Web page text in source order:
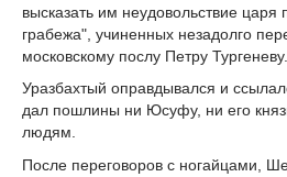
высказать им неудовольствие царя
грабежа", учиненных незадолго
московскому послу Петру Тургеневу.
Уразбахтый оправдывался и
дал пошлины ни Юсуфу, ни его
людям.
После переговоров с ногайцами,